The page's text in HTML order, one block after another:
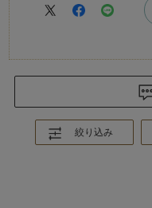
絞り込み